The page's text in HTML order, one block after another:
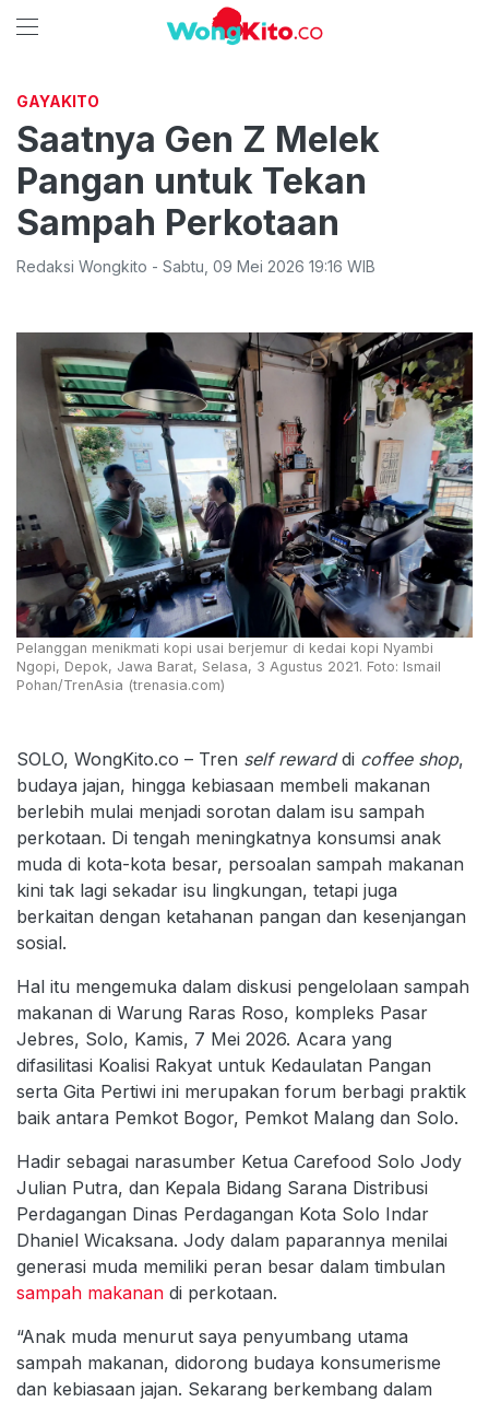
GAYAKITO
Saatnya Gen Z Melek
Pangan untuk Tekan
Sampah Perkotaan
Redaksi Wongkito - Sabtu 09 Mei 2026 19:16 WIB
Pelanggan menikmati kopi usai berjemur di kedai kopi Nyambi
Ngopi, Depok, Jawa Barat, Selasa, 3 Agustus 2021. Foto: Ismail
Pohan/TrenAsia (trenasia.com)
SOLO, WongKito.co – Tren self rewarddi coffee shop,
budaya jajan, hingga kebiasaan membeli makanan
berlebih mulai menjadi sorotan dalam isu sampah
perkotaan. Di tengah meningkatnya konsumsi anak
muda di kota-kota besar, persoalan sampah makanan
kini tak lagi sekadar isu lingkungan, tetapi juga
berkaitan dengan ketahanan pangan dan kesenjangan
sosial.
Hal itu mengemuka dalam diskusi pengelolaan sampah
makanan di Warung Raras Roso, kompleks Pasar
Jebres, Solo, Kamis, 7 Mei 2026. Acara yang
difasilitasi Koalisi Rakyat untuk Kedaulatan Pangan
serta Gita Pertiwi ini merupakan forum berbagi praktik
baik antara Pemkot Bogor, Pemkot Malang dan Solo.
Hadir sebagai narasumber Ketua Carefood Solo Jody
Julian Putra, dan Kepala Bidang Sarana Distribusi
Perdagangan Dinas Perdagangan Kota Solo Indar
Dhaniel Wicaksana. Jody dalam paparannya menilai
generasi muda memiliki peran besar dalam timbulan
sampah makanan di perkotaan.
“Anak muda menurut saya penyumbang utama
sampah makanan, didorong budaya konsumerisme
dan kebiasaan jajan. Sekarang berkembang dalam